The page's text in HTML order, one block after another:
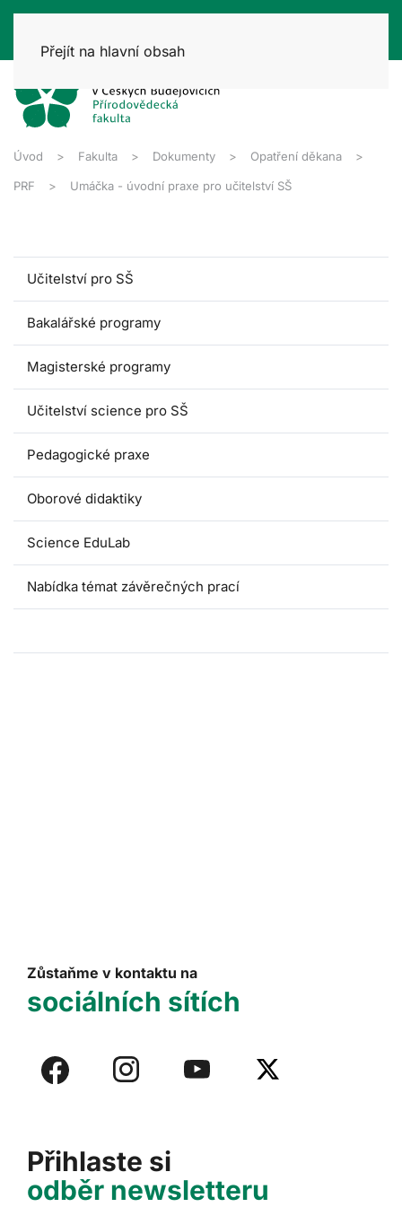
Přejít na hlavní obsah
Úvod Fakulta Dokumenty Opatření děkana
PRF Umáčka - úvodní praxe pro učitelství SŠ
Učitelství pro SŠ
Bakalářské programy
Magisterské programy
Učitelství science pro SŠ
Pedagogické praxe
Oborové didaktiky
Science EduLab
Nabídka témat závěrečných prací
Přihlaste si
odběr newsletteru
Zůstaňme v kontaktu na
sociálních sítích